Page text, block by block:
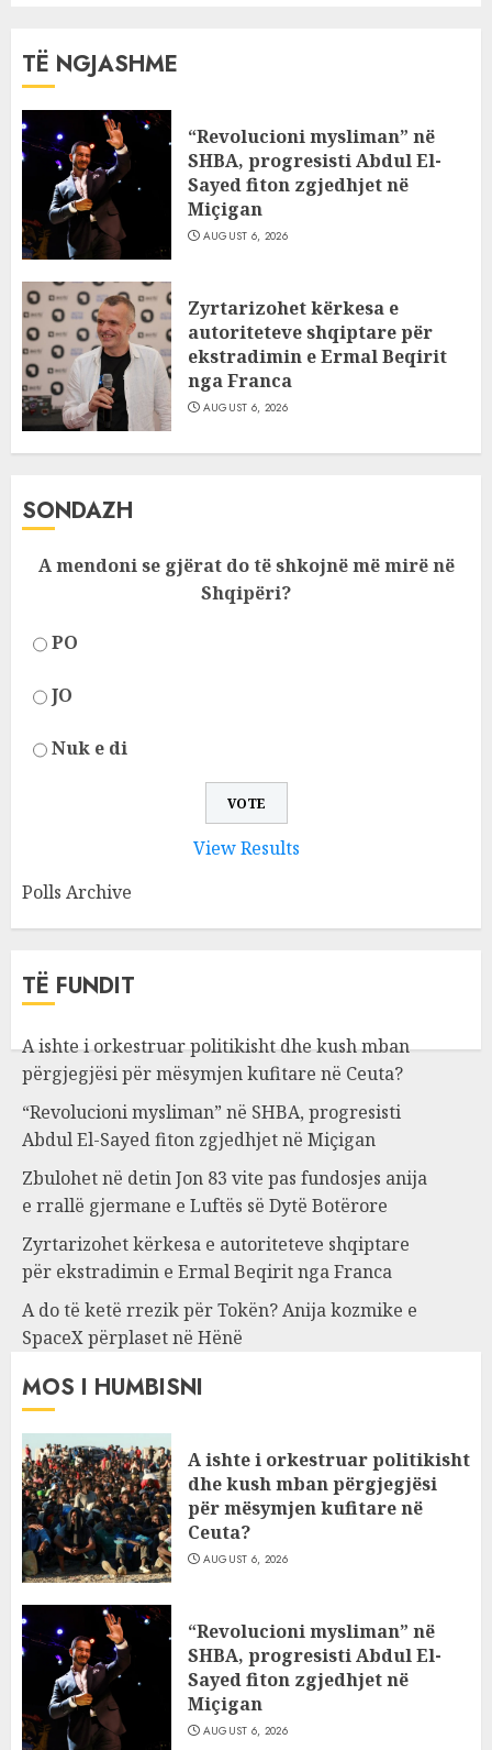
TË NGJASHME
“Revolucioni mysliman” në
SHBA, progresisti Abdul El-
Sayed fiton zgjedhjet në
Miçigan
AUGUST 6, 2026
Zyrtarizohet kërkesa e
autoriteteve shqiptare për
ekstradimin e Ermal Beqirit
nga Franca
AUGUST 6, 2026
SONDAZH
A mendoni se gjërat do të shkojnë më mirë në
Shqipëri?
PO
JO
Nuk e di
View Results
Polls Archive
TË FUNDIT
A ishte i orkestruar politikisht dhe kush mban
përgjegjësi për mësymjen kufitare në Ceuta?
“Revolucioni mysliman” në SHBA, progresisti
Abdul El-Sayed fiton zgjedhjet në Miçigan
Zbulohet në detin Jon 83 vite pas fundosjes anija
e rrallë gjermane e Luftës së Dytë Botërore
Zyrtarizohet kërkesa e autoriteteve shqiptare
për ekstradimin e Ermal Beqirit nga Franca
A do të ketë rrezik për Tokën? Anija kozmike e
SpaceX përplaset në Hënë
MOS I HUMBISNI
A ishte i orkestruar politikisht
dhe kush mban përgjegjësi
për mësymjen kufitare në
Ceuta?
AUGUST 6, 2026
“Revolucioni mysliman” në
SHBA, progresisti Abdul El-
Sayed fiton zgjedhjet në
Miçigan
AUGUST 6, 2026